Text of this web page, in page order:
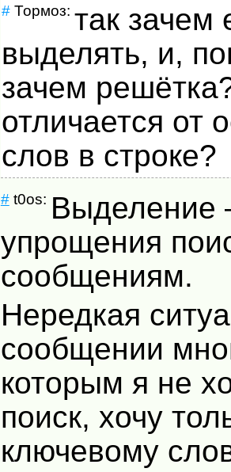
# Тормоз:так зачем
выделять, и,
зачем
отличается от
слов в строке?
#t0os: Выделение
упрощения
сообщениям.
Нередкая
сообщении
которым я не
поиск, хочу
ключевому